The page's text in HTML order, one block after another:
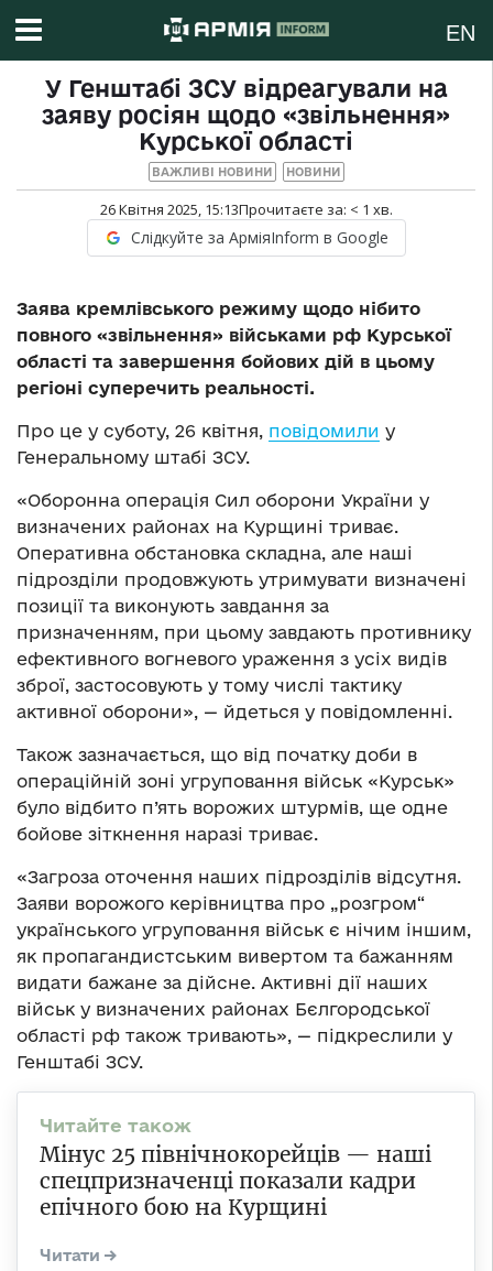
EN
У Генштабі ЗСУ відреагували на
заяву росіян щодо «звільнення»
Курської області
ВАЖЛИВІ НОВИНИ НОВИНИ
26 Квітня 2025, 15:13Прочитаєте за: < 1 хв.
Слідкуйте за АрміяInform в Google
Заява кремлівського режиму щодо нібито
повного «звільнення» військами рф Курської
області та завершення бойових дій в цьому
регіоні суперечить реальності.
Про це у суботу, 26 квітня, повідомили у
Генеральному штабі ЗСУ.
«Оборонна операція Сил оборони України у
визначених районах на Курщині триває.
Оперативна обстановка складна, але наші
підрозділи продовжують утримувати визначені
позиції та виконують завдання за
призначенням, при цьому завдають противнику
ефективного вогневого ураження з усіх видів
зброї, застосовують у тому числі тактику
активної оборони», — йдеться у повідомленні.
Також зазначається, що від початку доби в
операційній зоні угруповання військ «Курськ»
було відбито п’ять ворожих штурмів, ще одне
бойове зіткнення наразі триває.
«Загроза оточення наших підрозділів відсутня.
Заяви ворожого керівництва про „розгром“
українського угруповання військ є нічим іншим,
як пропагандистським вивертом та бажанням
видати бажане за дійсне. Активні дії наших
військ у визначених районах Бєлгородської
області рф також тривають», — підкреслили у
Генштабі ЗСУ.
Мінус 25 північнокорейців — наші
спецпризначенці показали кадри
епічного бою на Курщині